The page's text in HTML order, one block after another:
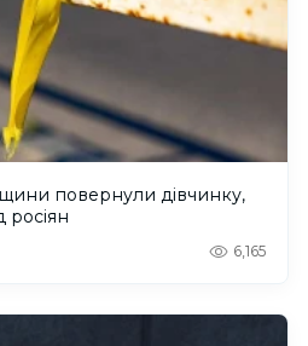
повернули дівчинку,
росіян
6,165